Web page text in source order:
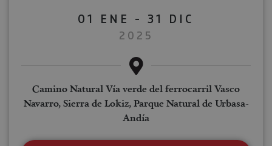
01 ENE - 31 DIC
2025
Camino Natural Vía verde del ferrocarril Vasco
Navarro, Sierra de Lokiz, Parque Natural de Urbasa-
Andía